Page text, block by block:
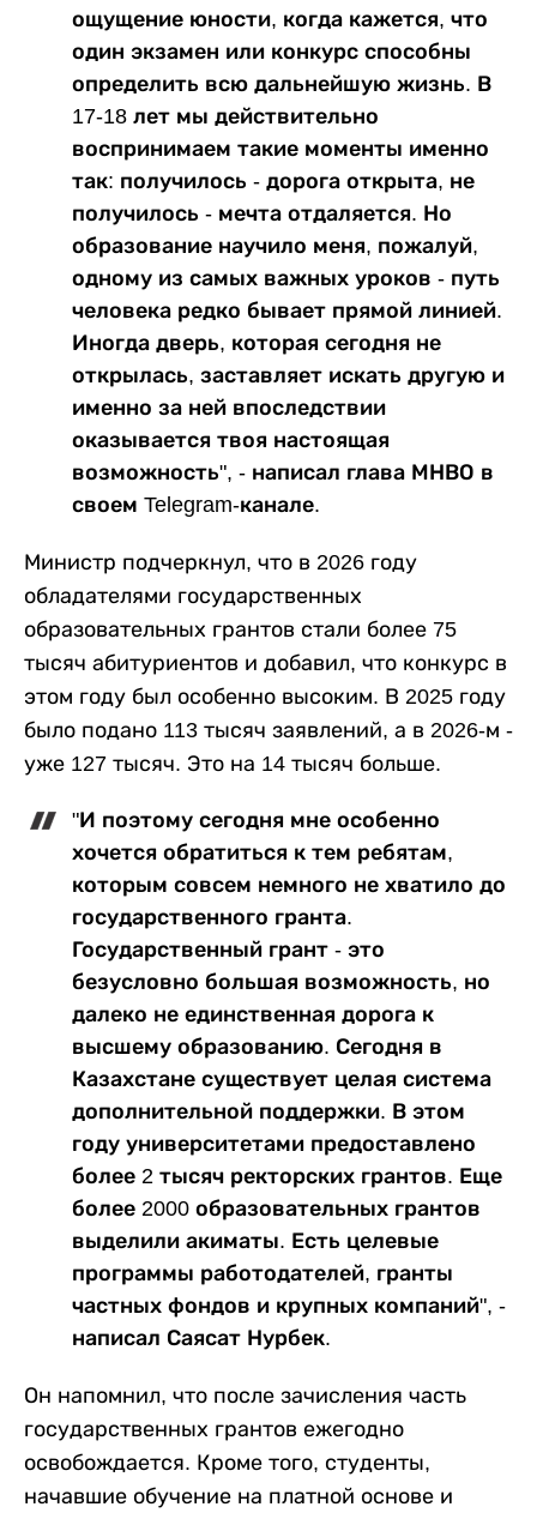
ощущение юности, когда кажется, что
один экзамен или конкурс способны
определить всю дальнейшую жизнь. В
17-18 лет мы действительно
воспринимаем такие моменты именно
так: получилось - дорога открыта, не
получилось - мечта отдаляется. Но
образование научило меня, пожалуй,
одному из самых важных уроков - путь
человека редко бывает прямой линией.
Иногда дверь, которая сегодня не
открылась, заставляет искать другую и
именно за ней впоследствии
оказывается твоя настоящая
возможность", - написал глава МНВО в
своем Telegram-канале.
Министр подчеркнул, что в 2026 году
обладателями государственных
образовательных грантов стали более 75
тысяч абитуриентов и добавил, что конкурс в
этом году был особенно высоким. В 2025 году
было подано 113 тысяч заявлений, а в 2026-м -
уже 127 тысяч. Это на 14 тысяч больше.
"И поэтому сегодня мне особенно
хочется обратиться к тем ребятам,
которым совсем немного не хватило до
государственного гранта.
Государственный грант - это
безусловно большая возможность, но
далеко не единственная дорога к
высшему образованию. Сегодня в
Казахстане существует целая система
дополнительной поддержки. В этом
году университетами предоставлено
более 2 тысяч ректорских грантов. Еще
более 2000 образовательных грантов
выделили акиматы. Есть целевые
программы работодателей, гранты
частных фондов и крупных компаний", -
написал Саясат Нурбек.
Он напомнил, что после зачисления часть
государственных грантов ежегодно
освобождается. Кроме того, студенты,
начавшие обучение на платной основе и